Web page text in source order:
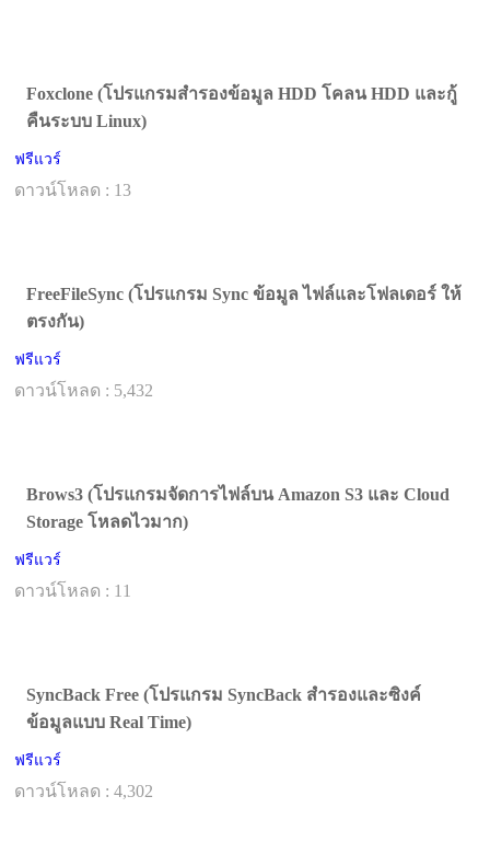
Foxclone (โปรแกรมสำรองข้อมูล HDD โคลน HDD และกู้
คืนระบบ Linux)
ฟรีแวร์
ดาวน์โหลด : 13
FreeFileSync (โปรแกรม Sync ข้อมูล ไฟล์และโฟลเดอร์ ให้
ตรงกัน)
ฟรีแวร์
ดาวน์โหลด : 5,432
Brows3 (โปรแกรมจัดการไฟล์บน Amazon S3 และ Cloud
Storage โหลดไวมาก)
ฟรีแวร์
ดาวน์โหลด : 11
SyncBack Free (โปรแกรม SyncBack สำรองและซิงค์
ข้อมูลแบบ Real Time)
ฟรีแวร์
ดาวน์โหลด : 4,302